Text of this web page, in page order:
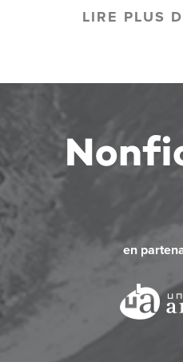
LIRE PLUS
en